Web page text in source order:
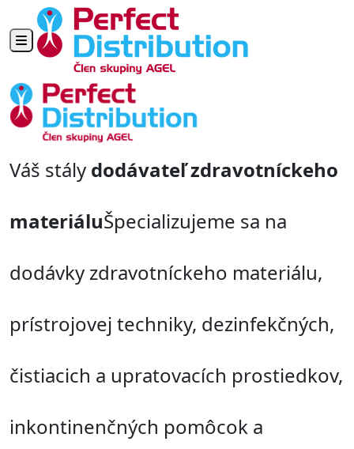
Toggle navigation
Váš stály dodávateľ zdravotníckeho
materiáluŠpecializujeme sa na
dodávky zdravotníckeho materiálu,
prístrojovej techniky, dezinfekčných,
čistiacich a upratovacích prostiedkov,
inkontinenčných pomôcok a